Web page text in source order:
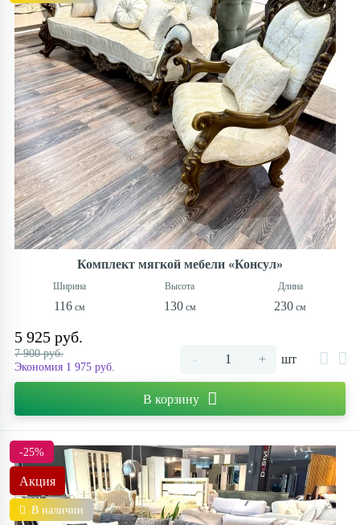
Комплект мягкой мебели «Консул»
116 130 230
5 925 руб.
7 900 руб.
Экономия 1 975 руб.
- + шт
В корзину
-25%
Акция
В наличии